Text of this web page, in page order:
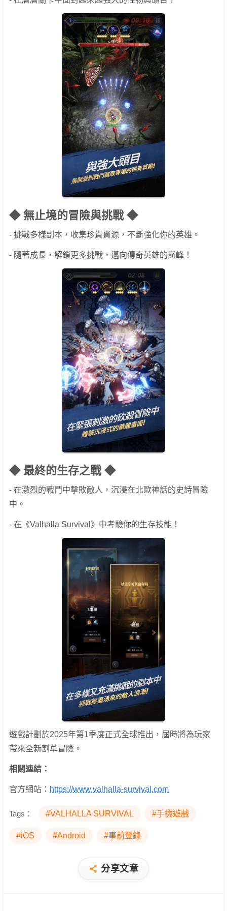
◆ 無止境的冒險與挑戰 ◆
- 挑戰多樣副本，收集珍貴資源，不斷強化你的英雄。
- 隨著成長，解鎖更多挑戰，邁向傳奇英雄的巔峰！
◆ 最終的生存之戰 ◆
- 在激烈的戰鬥中擊敗敵人，沉浸在北歐神話的史詩冒險
中。
- 在《Valhalla Survival》中考驗你的生存技能！
遊戲計劃於2025年第1季度正式全球推出，屆時將為玩家
帶來全新割草冒險。
相關連結：
官方網站： https://www.valhalla-survival.com
Tags： #VALHALLA SURVIVAL #手機遊戲
#iOS #Android #事前登錄
分享文章